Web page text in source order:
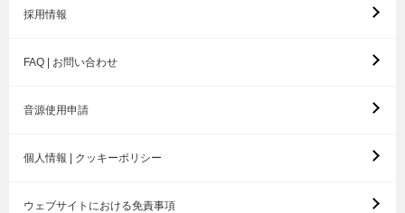
採用情報
FAQ | お問い合わせ
音源使用申請
個人情報 | クッキーポリシー
ウェブサイトにおける免責事項